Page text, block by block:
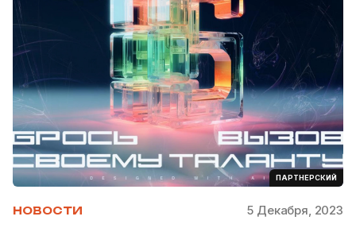
ПАРТНЕРСКИЙ
НОВОСТИ 5 Декабря, 2023